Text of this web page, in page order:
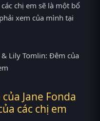
chị em sẽ là một bổ
xem của mình tại
Jane Fonda
các chị em